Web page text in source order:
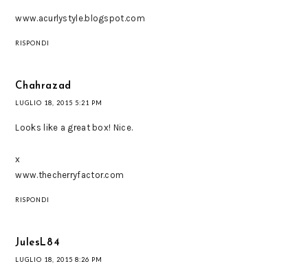
www.acurlystyle.blogspot.com
RISPONDI
Chahrazad
LUGLIO 18, 2015 5:21 PM
Looks like a great box! Nice.
x
www.thecherryfactor.com
RISPONDI
JulesL84
LUGLIO 18, 2015 8:26 PM